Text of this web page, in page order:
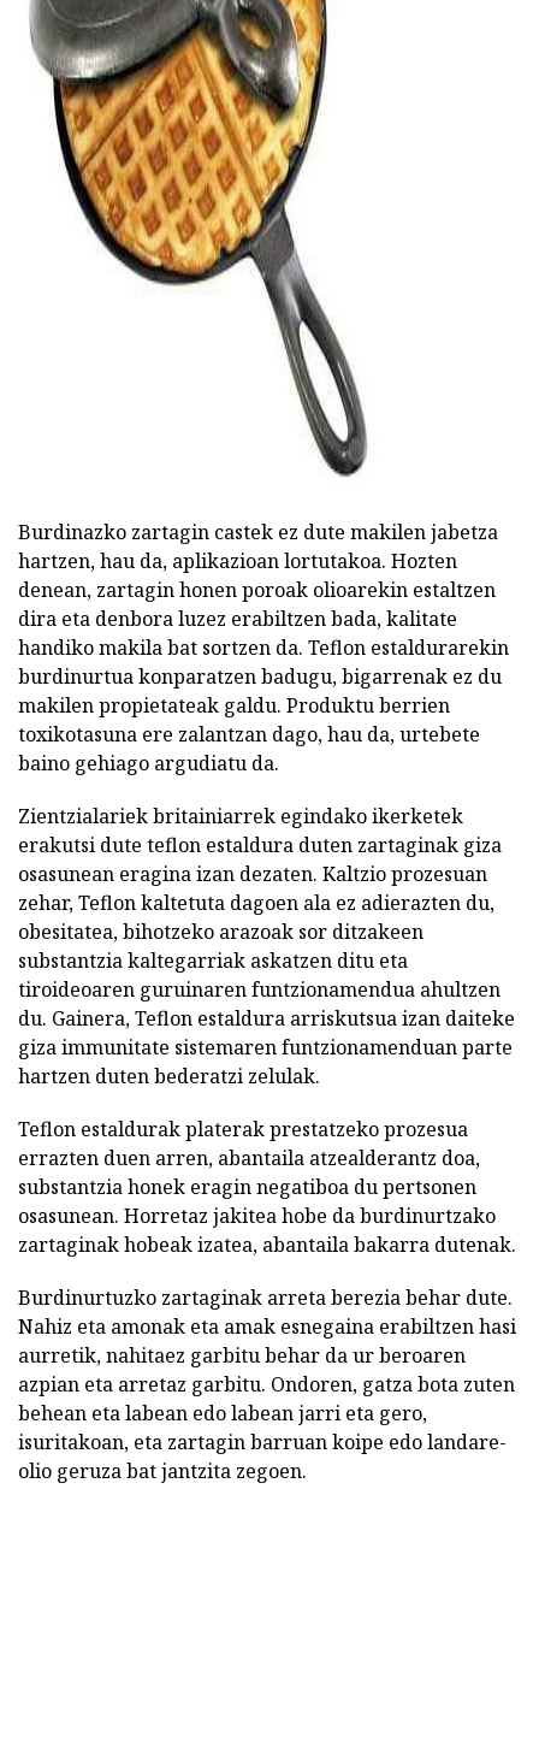
ad
Burdinazko zartagin castek ez dute makilen jabetza
hartzen, hau da, aplikazioan lortutakoa. Hozten
denean, zartagin honen poroak olioarekin estaltzen
dira eta denbora luzez erabiltzen bada, kalitate
handiko makila bat sortzen da. Teflon estaldurarekin
burdinurtua konparatzen badugu, bigarrenak ez du
makilen propietateak galdu. Produktu berrien
toxikotasuna ere zalantzan dago, hau da, urtebete
baino gehiago argudiatu da.
Zientzialariek britainiarrek egindako ikerketek
erakutsi dute teflon estaldura duten zartaginak giza
osasunean eragina izan dezaten. Kaltzio prozesuan
zehar, Teflon kaltetuta dagoen ala ez adierazten du,
obesitatea, bihotzeko arazoak sor ditzakeen
substantzia kaltegarriak askatzen ditu eta
tiroideoaren guruinaren funtzionamendua ahultzen
du. Gainera, Teflon estaldura arriskutsua izan daiteke
giza immunitate sistemaren funtzionamenduan parte
hartzen duten bederatzi zelulak.
Teflon estaldurak platerak prestatzeko prozesua
errazten duen arren, abantaila atzealderantz doa,
substantzia honek eragin negatiboa du pertsonen
osasunean. Horretaz jakitea hobe da burdinurtzako
zartaginak hobeak izatea, abantaila bakarra dutenak.
Burdinurtuzko zartaginak arreta berezia behar dute.
Nahiz eta amonak eta amak esnegaina erabiltzen hasi
aurretik, nahitaez garbitu behar da ur beroaren
azpian eta arretaz garbitu. Ondoren, gatza bota zuten
behean eta labean edo labean jarri eta gero,
isuritakoan, eta zartagin barruan koipe edo landare-
olio geruza bat jantzita zegoen.